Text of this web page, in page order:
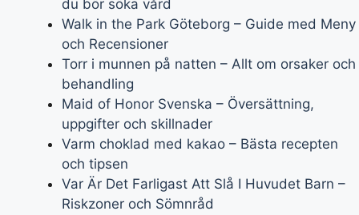
du bör söka vård
Walk in the Park Göteborg – Guide med Meny
och Recensioner
Torr i munnen på natten – Allt om orsaker och
behandling
Maid of Honor Svenska – Översättning,
uppgifter och skillnader
Varm choklad med kakao – Bästa recepten
och tipsen
Var Är Det Farligast Att Slå I Huvudet Barn –
Riskzoner och Sömnråd